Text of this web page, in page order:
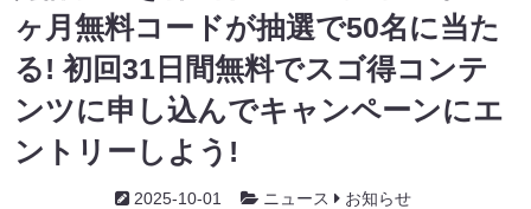
ヶ月無料コードが抽選で50名に当た
る! 初回31日間無料でスゴ得コンテ
ンツに申し込んでキャンペーンにエ
ントリーしよう!
2025-10-01 ニュース お知らせ